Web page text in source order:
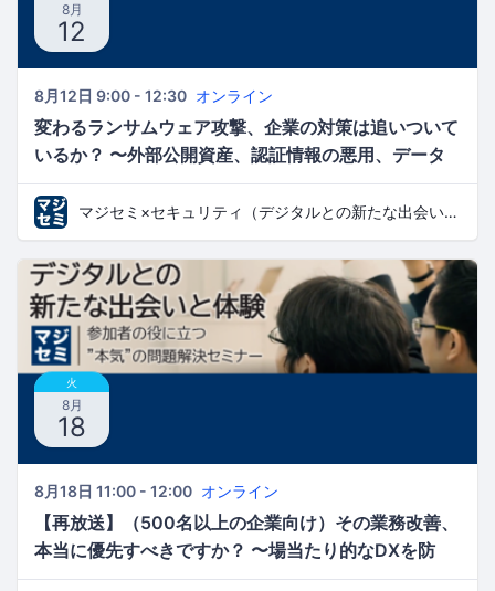
8月
12
8月12日 9:00 - 12:30 オンライン
変わるランサムウェア攻撃、企業の対策は追いついて
いるか？ 〜外部公開資産、認証情報の悪用、データ
窃取、バックアップ破壊への備え〜
マジセミ×セキュリティ（デジタルとの新たな出会いと体験）
火
8月
18
8月18日 11:00 - 12:00 オンライン
【再放送】（500名以上の企業向け）その業務改善、
本当に優先すべきですか？ 〜場当たり的なDXを防
ぎ、業務可視化と伴走支援で成果につなげる〜